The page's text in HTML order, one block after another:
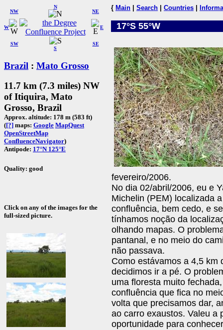
W
NW
N
NE
SW
S
SE
E
Brazil : Mato Grosso
11.7 km (7.3 miles) NW
of Itiquira, Mato
Grosso, Brazil
Approx. altitude: 178 m (583 ft)
([?] maps: Google MapQuest
OpenStreetMap
ConfluenceNavigator)
Antipode: 17°N 125°E
Quality: good
Click on any of the images for the
full-sized picture.
{ Main Search Countries
17°S 55°W
fevereiro/2006.
No dia 02/abril/2006, eu e
Michelin (PEM) localizada
confluência, bem cedo, e
tínhamos noção da
olhando mapas. O
pantanal, e no meio do
não passava.
Como estávamos a 4,5 km
decidimos ir a pé. O
uma floresta muito
confluência que fica no
volta que precisamos dar,
ao carro exaustos. Valeu a
oportunidade para